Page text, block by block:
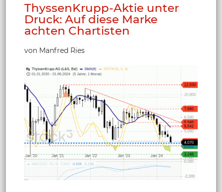
ThyssenKrupp-Aktie unter
Druck: Auf diese Marke
achten Chartisten
von Manfred Ries